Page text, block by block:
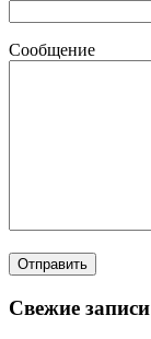
Сообщение
Свежие записи